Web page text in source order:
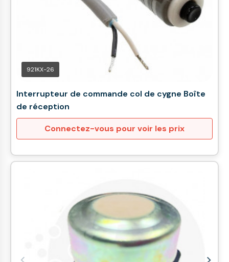
921KX-26
Interrupteur de commande col de cygne Boîte
de réception
Connectez-vous pour voir les prix